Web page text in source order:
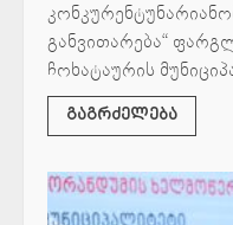
განვითარება“
ჩოხატაურის
გაგრძელება